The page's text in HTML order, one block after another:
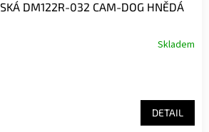
DM122R-032 CAM-DOG HNĚDÁ
Skladem
DETAIL